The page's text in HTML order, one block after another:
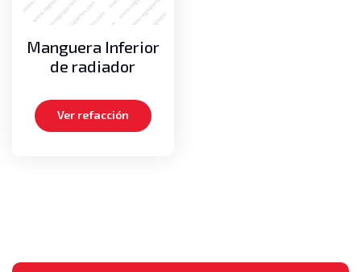
Poleas guías de cadenas
Poleas guías de mangueras
Motor
Aros dentados
Bielas
Carteras de empaques, Kits de empaques
Turbos
Manguera Inferior
de radiador
Ver refacción